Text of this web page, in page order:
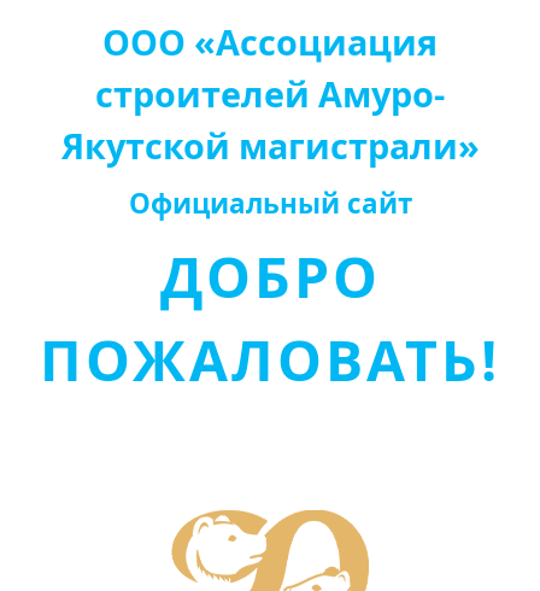
ООО «Ассоциация
строителей Амуро-
Якутской магистрали»
Официальный сайт
ДОБРО
ПОЖАЛОВАТЬ!